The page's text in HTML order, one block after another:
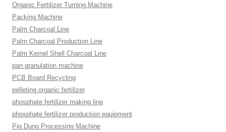
Organic Fertilizer Turning Machine
Packing Machine
Palm Charcoal Line
Palm Charcoal Production Line
Palm Kernel Shell Charcoal Line
pan granulation machine
PCB Board Recycling
pelleting organic fertilizer
phosphate fertilizer making line
phosphate fertilizer production equipment
Pig Dung Processing Machine